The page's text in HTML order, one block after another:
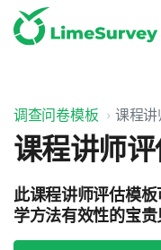
调查问卷模板 课程
课程讲师
此课程讲师评估模
学方法有效性的宝贵